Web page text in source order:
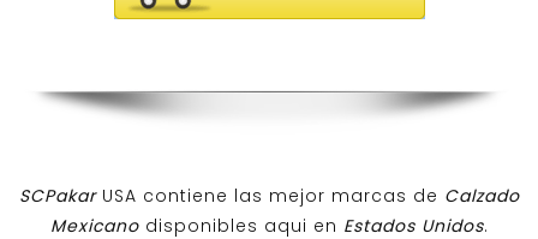
SCPakar USA contiene las mejor marcas de Calzado
Mexicanodisponibles aqui en Estados Unidos.